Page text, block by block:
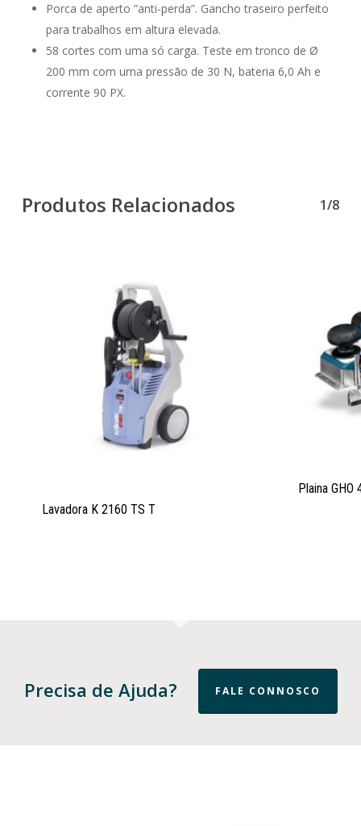
Porca de aperto ”anti-perda”. Gancho traseiro perfeito
para trabalhos em altura elevada.
58 cortes com uma só carga. Teste em tronco de Ø
200 mm com uma pressão de 30 N, bateria 6,0 Ah e
corrente 90 PX.
Produtos Relacionados 1/8
Lavadora K 2160 TS T
Plaina GHO
Precisa de Ajuda? FALE CONNOSCO